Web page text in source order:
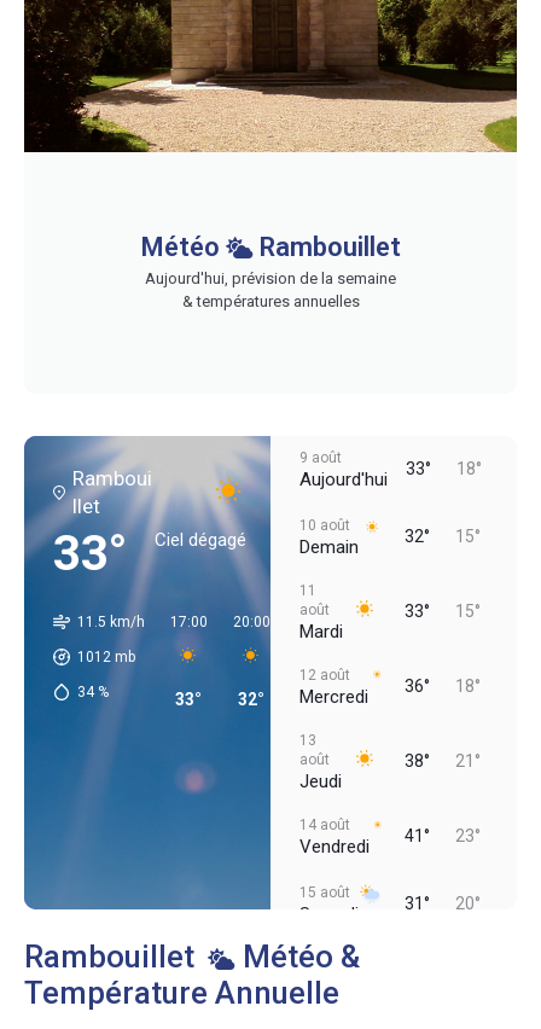
Météo Rambouillet
Aujourd'hui, prévision de la semaine
& températures annuelles
Ramboui
llet
33° Ciel dégagé
11.5 km/h
1012 mb
34%
17:00
33°
20:00
32°
23:00
26°
02:00
19°
05:00
9 août
Aujourd'hui 33° 18°
10 août
Demain 32° 15°
11
août
Mardi
33° 15°
12 août
Mercredi 36° 18°
13
août
Jeudi
38° 21°
14 août
Vendredi 41° 23°
15 août
Samedi 31° 20°
Rambouillet
Météo &
Température Annuelle